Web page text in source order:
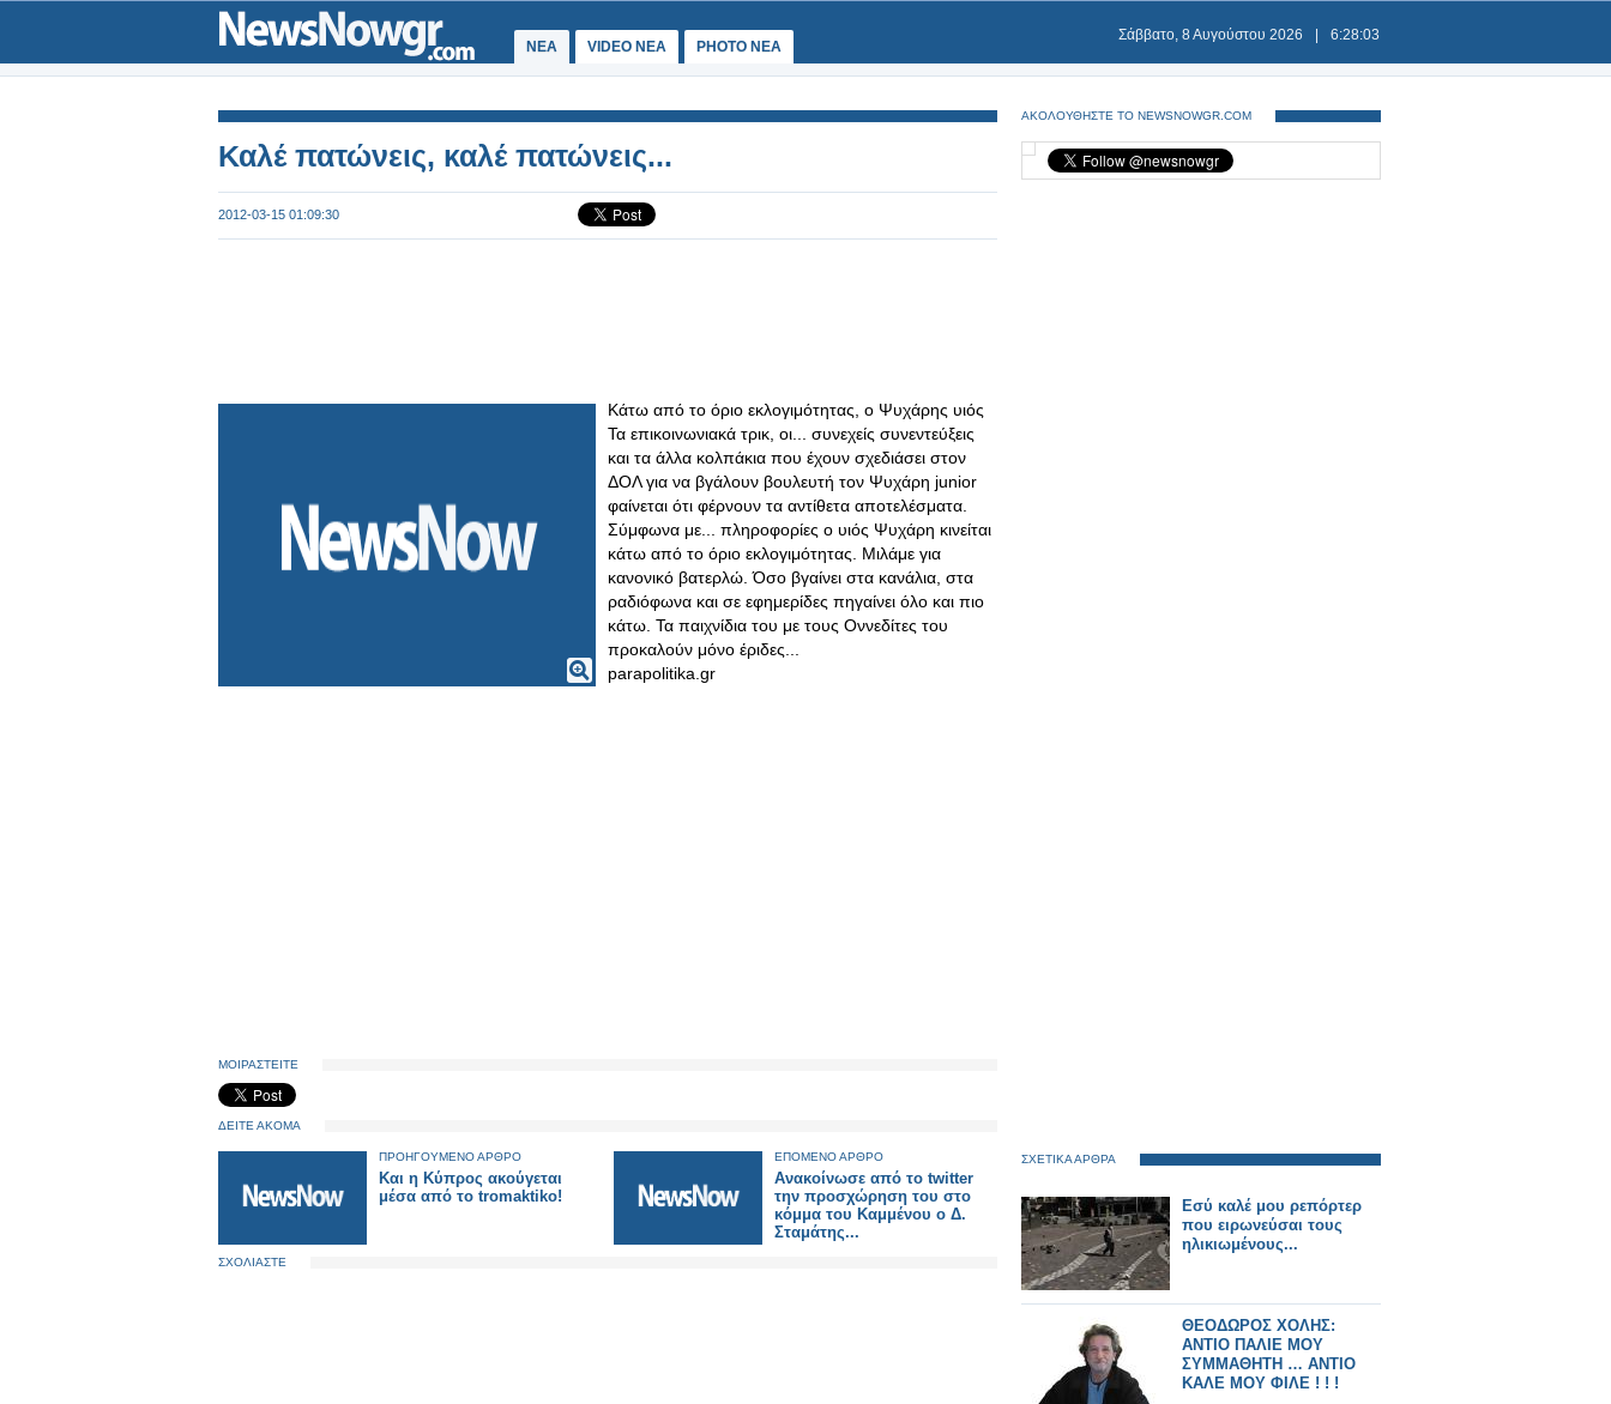
ΝΕΑ VIDEO NEA PHOTO NEA
Σάββατο, 8 Αυγούστου 2026 6:28:03
Καλέ πατώνεις, καλέ πατώνεις...
2012-03-15 01:09:30
Κάτω από το όριο εκλογιμότητας, ο Ψυχάρης υιός
Τα επικοινωνιακά τρικ, οι... συνεχείς συνεντεύξεις
και τα άλλα κολπάκια που έχουν σχεδιάσει στον
ΔΟΛ για να βγάλουν βουλευτή τον Ψυχάρη junior
φαίνεται ότι φέρνουν τα αντίθετα αποτελέσματα.
Σύμφωνα με... πληροφορίες ο υιός Ψυχάρη κινείται
κάτω από το όριο εκλογιμότητας. Μιλάμε για
κανονικό βατερλώ. Όσο βγαίνει στα κανάλια, στα
ραδιόφωνα και σε εφημερίδες πηγαίνει όλο και πιο
κάτω. Τα παιχνίδια του με τους Οννεδίτες του
προκαλούν μόνο έριδες...
parapolitika.gr
ΜΟΙΡΑΣΤΕΙΤΕ
ΔΕΙΤΕ ΑΚΟΜΑ
ΠΡΟΗΓΟΥΜΕΝΟ ΑΡΘΡΟ
Και η Κύπρος ακούγεται
μέσα από το tromaktiko!
ΕΠΟΜΕΝΟ ΑΡΘΡΟ
Aνακοίνωσε από το twitter
την προσχώρηση του στο
κόμμα του Καμμένου ο Δ.
Σταμάτης‏...
ΣΧΟΛΙΑΣΤΕ
ΑΚΟΛΟΥΘΗΣΤΕ ΤΟ NEWSNOWGR.COM
ΣΧΕΤΙΚΑ ΑΡΘΡΑ
Εσύ καλέ μου ρεπόρτερ
που ειρωνεύσαι τους
ηλικιωμένους...
ΘΕΟΔΩΡΟΣ ΧΟΛΗΣ:
ΑΝΤΙΟ ΠΑΛΙΕ ΜΟΥ
ΣΥΜΜΑΘΗΤΗ … ΑΝΤΙΟ
ΚΑΛΕ ΜΟΥ ΦΙΛΕ ! ! !